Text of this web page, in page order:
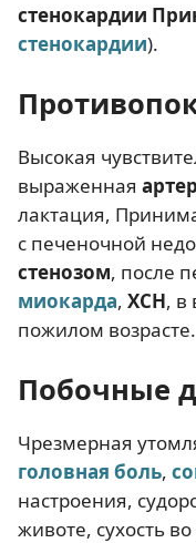
стенокардии
стенокардии).
Высокая
выраженная
лактация,
с печеночной
стенозом, после
миокарда, ХСН, в
пожилом возрасте.
Побочные
Чрезмерная
головная боль,
настроения,
животе, сухость